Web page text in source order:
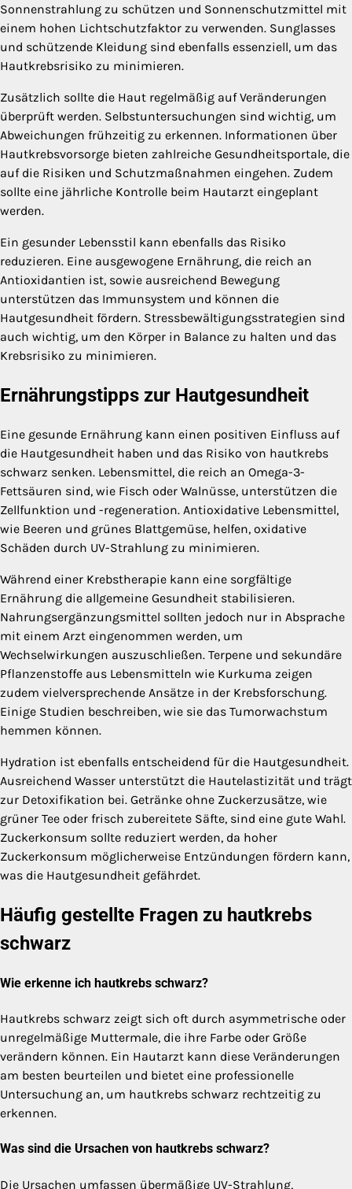
Sonnenstrahlung zu schützen und Sonnenschutzmittel mit
einem hohen Lichtschutzfaktor zu verwenden. Sunglasses
und schützende Kleidung sind ebenfalls essenziell, um das
Hautkrebsrisiko zu minimieren.
Zusätzlich sollte die Haut regelmäßig auf Veränderungen
überprüft werden. Selbstuntersuchungen sind wichtig, um
Abweichungen frühzeitig zu erkennen. Informationen über
Hautkrebsvorsorge bieten zahlreiche Gesundheitsportale, die
auf die Risiken und Schutzmaßnahmen eingehen. Zudem
sollte eine jährliche Kontrolle beim Hautarzt eingeplant
werden.
Ein gesunder Lebensstil kann ebenfalls das Risiko
reduzieren. Eine ausgewogene Ernährung, die reich an
Antioxidantien ist, sowie ausreichend Bewegung
unterstützen das Immunsystem und können die
Hautgesundheit fördern. Stressbewältigungsstrategien sind
auch wichtig, um den Körper in Balance zu halten und das
Krebsrisiko zu minimieren.
Ernährungstipps zur Hautgesundheit
Eine gesunde Ernährung kann einen positiven Einfluss auf
die Hautgesundheit haben und das Risiko von hautkrebs
schwarz senken. Lebensmittel, die reich an Omega-3-
Fettsäuren sind, wie Fisch oder Walnüsse, unterstützen die
Zellfunktion und -regeneration. Antioxidative Lebensmittel,
wie Beeren und grünes Blattgemüse, helfen, oxidative
Schäden durch UV-Strahlung zu minimieren.
Während einer Krebstherapie kann eine sorgfältige
Ernährung die allgemeine Gesundheit stabilisieren.
Nahrungsergänzungsmittel sollten jedoch nur in Absprache
mit einem Arzt eingenommen werden, um
Wechselwirkungen auszuschließen. Terpene und sekundäre
Pflanzenstoffe aus Lebensmitteln wie Kurkuma zeigen
zudem vielversprechende Ansätze in der Krebsforschung.
Einige Studien beschreiben, wie sie das Tumorwachstum
hemmen können.
Hydration ist ebenfalls entscheidend für die Hautgesundheit.
Ausreichend Wasser unterstützt die Hautelastizität und trägt
zur Detoxifikation bei. Getränke ohne Zuckerzusätze, wie
grüner Tee oder frisch zubereitete Säfte, sind eine gute Wahl.
Zuckerkonsum sollte reduziert werden, da hoher
Zuckerkonsum möglicherweise Entzündungen fördern kann,
was die Hautgesundheit gefährdet.
Häufig gestellte Fragen zu hautkrebs
schwarz
Wie erkenne ich hautkrebs schwarz?
Hautkrebs schwarz zeigt sich oft durch asymmetrische oder
unregelmäßige Muttermale, die ihre Farbe oder Größe
verändern können. Ein Hautarzt kann diese Veränderungen
am besten beurteilen und bietet eine professionelle
Untersuchung an, um hautkrebs schwarz rechtzeitig zu
erkennen.
Was sind die Ursachen von hautkrebs schwarz?
Die Ursachen umfassen übermäßige UV-Strahlung,